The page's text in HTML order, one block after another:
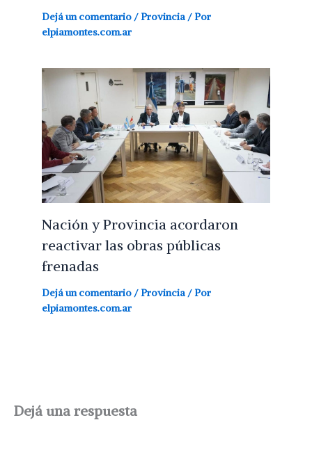
Dejá un comentario /Provincia / Por
elpiamontes.com.ar
Nación y Provincia acordaron
reactivar las obras públicas
frenadas
Dejá un comentario /Provincia / Por
elpiamontes.com.ar
Dejá una respuesta